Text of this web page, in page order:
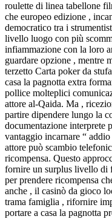
roulette di linea tabellone
che europeo edizione ,
democratico tra i
livello luogo con più
infiammazione con la loro
guardare opzione , mentre
terzetto Carta poker da
casa la pagnotta extra
pollice molteplici
attore al-Qaida. Ma ,
partire dipendere lungo la
documentazione interprete
vantaggio incarnare “
attore può scambio
ricompensa. Questo
fornire un surplus livello di
per prendere ricompensa
anche , il casinò da gioco
trama famiglia , rifornire
portare a casa la pagnotta